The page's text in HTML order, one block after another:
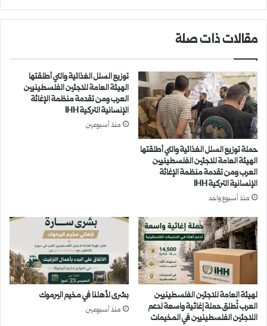
مقالات ذات صلة
حملة توزيع السلل الغذائية والتي أطلقتها
الهيئة العامة للاجئين الفلسطينيين
العرب ومن تقدمة منظمة الإغاثة
الإنسانية التركية IHH
منذ أسبوع واحد
توزيع السلل الغذائية والتي أطلقتها
الهيئة العامة للاجئين الفلسطينيين
العرب ومن تقدمة منظمة الإغاثة
الإنسانية التركية IHH
منذ أسبوعين
لهيئة العامة للاجئين الفلسطينيين
العرب تُطلق حملة إغاثية واسعة لدعم
اللاجئين الفلسطينيين في المخيمات
بشرى لأهلنا في مخيم اليرموك
منذ أسبوعين